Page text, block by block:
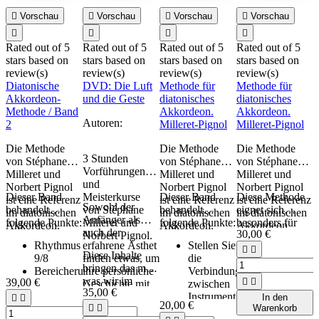
 Vorschau

Rated out of 5
stars based on
review(s)
Diatonische
Akkordeon-
Methode / Band
2
Die Methode
von Stéphane
Milleret und
Norbert Pignol
ist eine Referenz
im diatonischen
Akkordeon.
Dieser Band
behandelt
folgende Punkte:
Rhythmus
9/8
Bereicherung
des
Linkshandspiels
Verwendung
39,00 €
 
 Vorschau

Rated out of 5
stars based on
review(s)
DVD: Die Luft
und die Geste
Autoren:
3 Stunden
Vorführungen
und
Meisterkurse
von Stéphane
Milleret und
Norbert Pignol.
Sowohl der
Anfänger als
auch der
erfahrene Ästhet
finden etwas, um
ihre persönliche
Geschichte mit
dem Instrument
zu nähren.
Diese Inhalte
bringen das mit,
was wir im
Allgemeinen in
Praktika lernen,
35,00 €
 
 Vorschau

Rated out of 5
stars based on
review(s)
Methode für
diatonisches
Akkordeon.
Milleret-Pignol
Die Methode
von Stéphane
Milleret und
Norbert Pignol
ist eine Referenz
im diatonischen
Akkordeon.
Dieser Band
behandelt
folgende Punkte:
Stellen Sie
die
Verbindung
zwischen
Instrument
und
20,00 €
 Vorschau

Rated out of 5
stars based on
review(s)
Methode für
diatonisches
Akkordeon.
Milleret-Pignol
Die Methode
von Stéphane
Milleret und
Norbert Pignol
ist eine Referenz
im diatonischen
Akkordeon.
Diese Methode
eignet sich
besonders für
alle, die neu auf
dem Instrument
sind oder die
Grundlagen,
insbesondere in
Bezug auf die
Delateralisation
30,00 €
 
 
In den
Warenkorb